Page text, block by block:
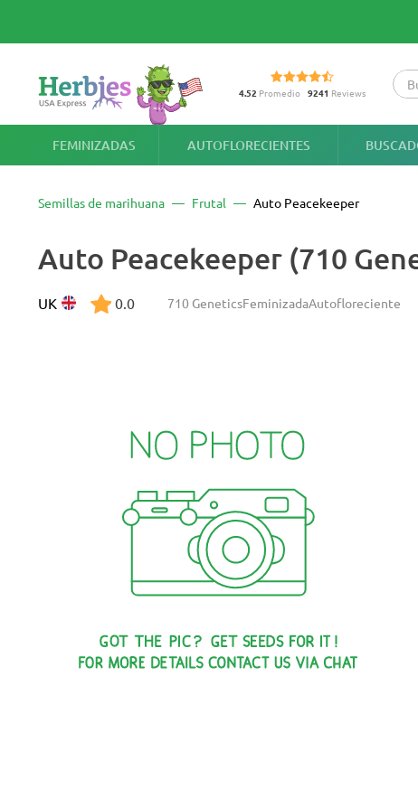
4.52 Promedio 9241 Reviews
FEMINIZADAS AUTOFLORECIENTES
Semillas de marihuana Frutal Auto Peacekeeper
Auto Peacekeeper (710
710 GeneticsFeminizadaAutofloreciente
UK 0.0